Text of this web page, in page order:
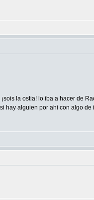
la ostia! lo iba a hacer de
alguien por ahi con algo